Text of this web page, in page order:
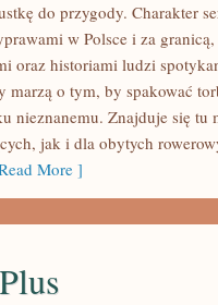
do przygody. Charakter
w Polsce i za
oraz historiami ludzi
marzą o tym, by spakować
nieznanemu. Znajduje się tu
jak i dla obytych
More ]